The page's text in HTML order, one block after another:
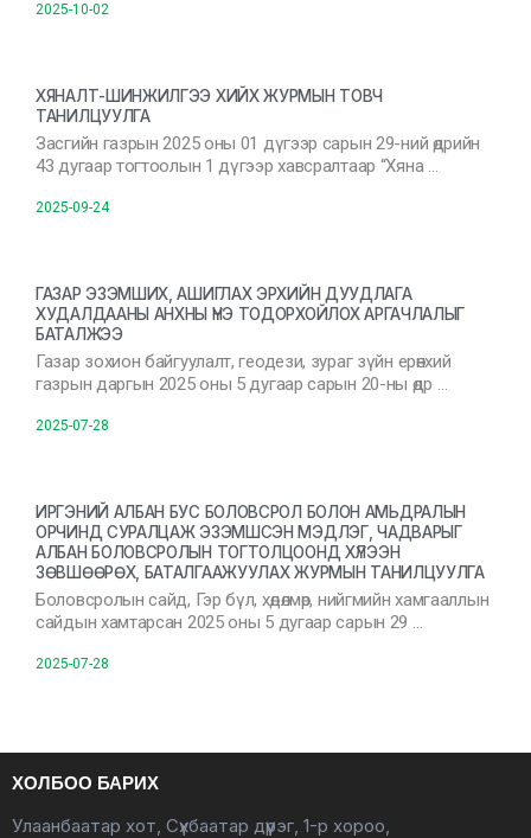
2025-10-02
ХЯНАЛТ-ШИНЖИЛГЭЭ ХИЙХ ЖУРМЫН ТОВЧ
ТАНИЛЦУУЛГА
Засгийн газрын 2025 оны 01 дүгээр сарын 29-ний өдрийн
43 дугаар тогтоолын 1 дүгээр хавсралтаар “Хяна …
2025-09-24
ГАЗАР ЭЗЭМШИХ, АШИГЛАХ ЭРХИЙН ДУУДЛАГА
ХУДАЛДААНЫ АНХНЫ ҮНЭ ТОДОРХОЙЛОХ АРГАЧЛАЛЫГ
БАТАЛЖЭЭ
Газар зохион байгуулалт, геодези, зураг зүйн ерөнхий
газрын даргын 2025 оны 5 дугаар сарын 20-ны өдр …
2025-07-28
ИРГЭНИЙ АЛБАН БУС БОЛОВСРОЛ БОЛОН АМЬДРАЛЫН
ОРЧИНД СУРАЛЦАЖ ЭЗЭМШСЭН МЭДЛЭГ, ЧАДВАРЫГ
АЛБАН БОЛОВСРОЛЫН ТОГТОЛЦООНД ХҮЛЭЭН
ЗӨВШӨӨРӨХ, БАТАЛГААЖУУЛАХ ЖУРМЫН ТАНИЛЦУУЛГА
Боловсролын сайд, Гэр бүл, хөдөлмөр, нийгмийн хамгааллын
сайдын хамтарсан 2025 оны 5 дугаар сарын 29 …
2025-07-28
ХОЛБОО БАРИХ
Улаанбаатар хот, Сүхбаатар дүүрэг, 1-р хороо,